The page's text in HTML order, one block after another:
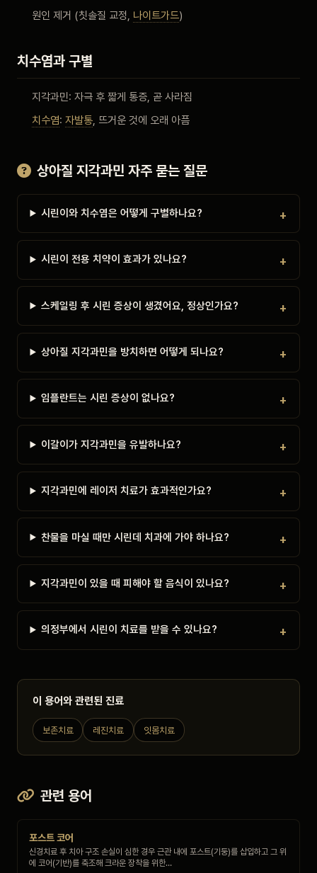
원인 제거 (칫솔질 교정, 나이트가드)
치수염과 구별
지각과민: 자극 후 짧게 통증, 곧 사라짐
치수염: 자발통, 뜨거운 것에 오래 아픔
상아질 지각과민 자주 묻는 질문
시린이와 치수염은 어떻게 구별하나요?
시린이 전용 치약이 효과가 있나요?
스케일링 후 시린 증상이 생겼어요, 정상인가요?
상아질 지각과민을 방치하면 어떻게 되나요?
임플란트는 시린 증상이 없나요?
이갈이가 지각과민을 유발하나요?
지각과민에 레이저 치료가 효과적인가요?
찬물을 마실 때만 시린데 치과에 가야 하나요?
지각과민이 있을 때 피해야 할 음식이 있나요?
의정부에서 시린이 치료를 받을 수 있나요?
이 용어와 관련된 진료
보존치료 레진치료 잇몸치료
관련 용어
포스트 코어
신경치료 후 치아 구조 손실이 심한 경우 근관 내에 포스트(기둥)를 삽입하고 그 위
에 코어(기반)를 축조해 크라운 장착을 위한…